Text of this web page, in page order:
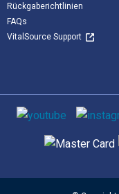
Rückgaberichtlinien
FAQs
VitalSource Support
Sozialen Medien
Unterstützte